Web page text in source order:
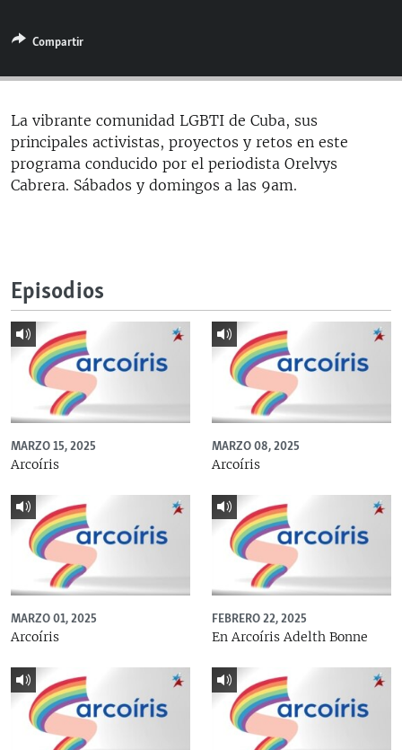
ESPECIALES
ESPECIALES
LA REALIDAD DE LA VIVIENDA EN CUBA
SER VIEJO EN CUBA
KENTU-CUBANO
MULTIMEDIA
EDITORIALES
SÍGUENOS
Compartir
La vibrante comunidad LGBTI de Cuba, sus
principales activistas, proyectos y retos en este
programa conducido por el periodista Orelvys
Cabrera. Sábados y domingos a las 9am.
Episodios
MARZO 15, 2025
Arcoíris
MARZO 08, 2025
Arcoíris
MARZO 01, 2025
Arcoíris
FEBRERO 22, 2025
En Arcoíris Adelth Bonne